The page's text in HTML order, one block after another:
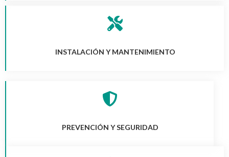
INSTALACIÓN Y MANTENIMIENTO
PREVENCIÓN Y SEGURIDAD